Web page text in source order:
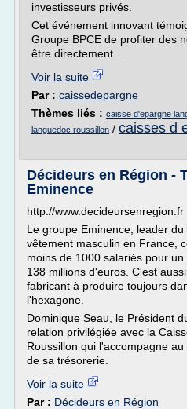
investisseurs privés.
Cet événement innovant
Groupe BPCE de profiter des
être directement...
Voir la suite
Par : caissedepargne
Thèmes liés : caisse d'epargne
languedoc roussillon / caisses d
Décideurs en Région -
Eminence
http://www.decideursenregion.fr
Le groupe Eminence, leader du
vêtement masculin en France,
moins de 1000 salariés pour un
138 millions d'euros. C'est
fabricant à produire toujours
l'hexagone.
Dominique Seau, le Président
relation privilégiée avec la
Roussillon qui l'accompagne
de sa trésorerie.
Voir la suite
Par : Décideurs en Région